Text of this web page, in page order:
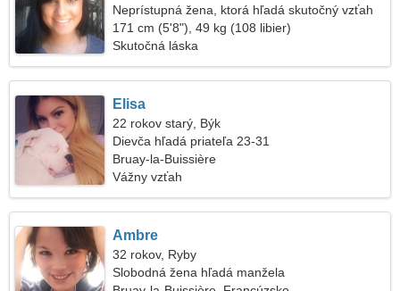
Neprístupná žena, ktorá hľadá skutočný vzťah
171 cm (5'8"), 49 kg (108 libier)
Skutočná láska
Elisa
22 rokov starý, Býk
Dievča hľadá priateľa 23-31
Bruay-la-Buissière
Vážny vzťah
Ambre
32 rokov, Ryby
Slobodná žena hľadá manžela